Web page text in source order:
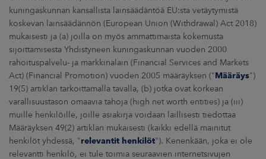
kuningaskunnan kansallista lainsäädäntöä EU:sta vetäytymistä
koskevan lainsäädännön (European Union (Withdrawal) Act 2018)
mukaisesti ja (a) joilla on myös ammattimaista kokemusta
sijoittamisesta Yhdistyneen kuningaskunnan vuoden 2000
rahoituspalvelu- ja markkinalain (Financial Services and Markets
Act) (Financial Promotion) vuoden 2005 määräyksen ("Määräys")
19(5) artiklan tarkoittamalla tavalla, (b) jotka ovat korkean
varallisuustason omaavia tahoja (high net worth entities) ja (iii)
muille henkilöille, joille asiakirja voidaan laillisesti tiedottaa
Määräyksen 49(2) artiklan mukaisesti (kaikki edellä mainitut
henkilöt yhdessä, "relevantit henkilöt"). Kenenkään, joka ei ole
relevantti henkilö, ei tule toimia seuraavien internetsivujen